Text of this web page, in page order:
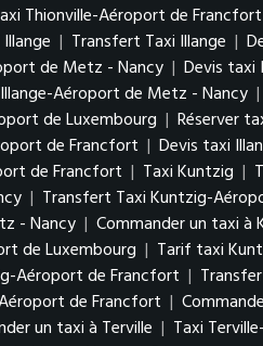
Thionville-Aéroport de Francfort
| Transfert Taxi Illange |
de Metz - Nancy | Devis taxi
Aéroport de Metz - Nancy |
de Luxembourg | Réserver
de Francfort | Devis taxi
de Francfort | Taxi Kuntzig |
| Transfert Taxi Kuntzig-
- Nancy | Commander un taxi
de Luxembourg | Tarif taxi
Aéroport de Francfort |
de Francfort |
un taxi à Terville | Taxi